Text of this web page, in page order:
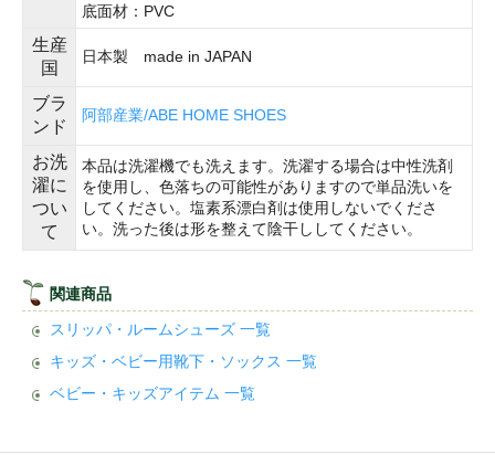
底面材：PVC
生産
国
日本製 made in JAPAN
ブラ
ンド
阿部産業/ABE HOME SHOES
お洗
濯に
つい
て
本品は洗濯機でも洗えます。洗濯する場合は中性洗剤
を使用し、色落ちの可能性がありますので単品洗いを
してください。塩素系漂白剤は使用しないでくださ
い。洗った後は形を整えて陰干ししてください。
関連商品
スリッパ・ルームシューズ 一覧
キッズ・ベビー用靴下・ソックス 一覧
ベビー・キッズアイテム 一覧